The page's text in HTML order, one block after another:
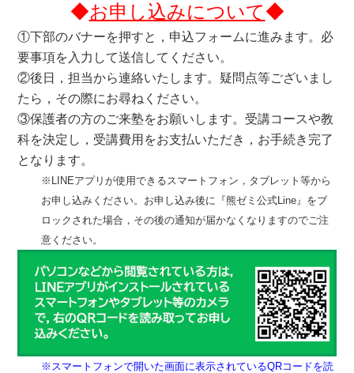
◆お申し込みについて◆
①下部のバナーを押すと，申込フォームに進みます。必
要事項を入力して送信してください。
②後日，担当から連絡いたします。疑問点等ございまし
たら，その際にお尋ねください。
③保護者の方のご来塾をお願いします。受講コースや教
科を決定し，受講費用をお支払いただき，お手続き完了
となります。
※LINEアプリが使用できるスマートフォン，タブレット等から
お申し込みください。お申し込み後に『熊ゼミ公式Line』をブ
ロックされた場合，その後の通知が届かなくなりますのでご注
意ください。
※スマートフォンで開いた画面に表示されているQRコードを読